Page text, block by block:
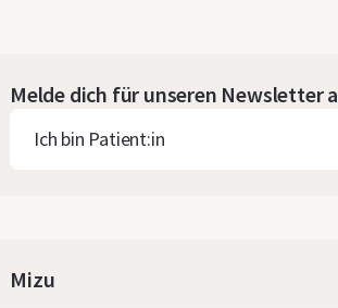
Melde dich für unseren Newsletter
Ich bin Patient:in
Mizu